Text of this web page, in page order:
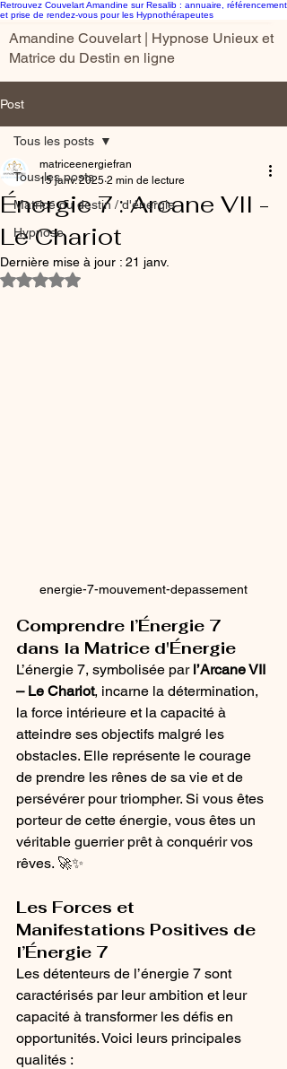
Retrouvez Couvelart Amandine sur Resalib : annuaire, référencement
et prise de rendez-vous pour les Hypnothérapeutes
Amandine Couvelart | Hypnose Unieux et
Matrice du Destin en ligne
Post
Tous les posts
Matrice du destin / d'énergie
Hypnose
Tous les posts
Énergie 7 : Arcane VII -
Le Chariot
matriceenergiefran
15 janv. 2025 2 min de lecture
Dernière mise à jour : 21 janv.
Noté NaN étoiles sur 5.
energie-7-mouvement-depassement
Comprendre l’Énergie 7
dans la Matrice d'Énergie
L’énergie 7, symbolisée par l’Arcane VII
– Le Chariot, incarne la détermination,
la force intérieure et la capacité à
atteindre ses objectifs malgré les
obstacles. Elle représente le courage
de prendre les rênes de sa vie et de
persévérer pour triompher. Si vous êtes
porteur de cette énergie, vous êtes un
véritable guerrier prêt à conquérir vos
rêves. 🚀✨
Les Forces et
Manifestations Positives de
l’Énergie 7
Les détenteurs de l’énergie 7 sont
caractérisés par leur ambition et leur
capacité à transformer les défis en
opportunités. Voici leurs principales
qualités :